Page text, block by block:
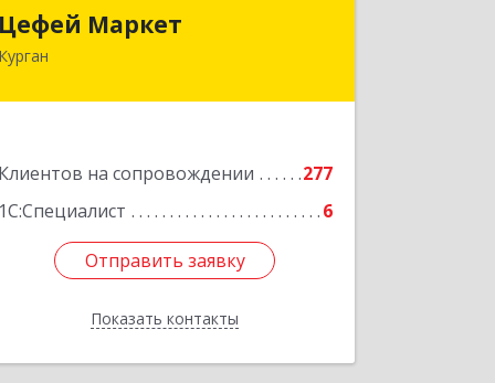
Цефей Маркет
Курган
Клиентов на сопровождении
277
1С:Специалист
6
Отправить заявку
Показать контакты
640002, Курганская обл, Курган г,
Отправить заявку
Назад